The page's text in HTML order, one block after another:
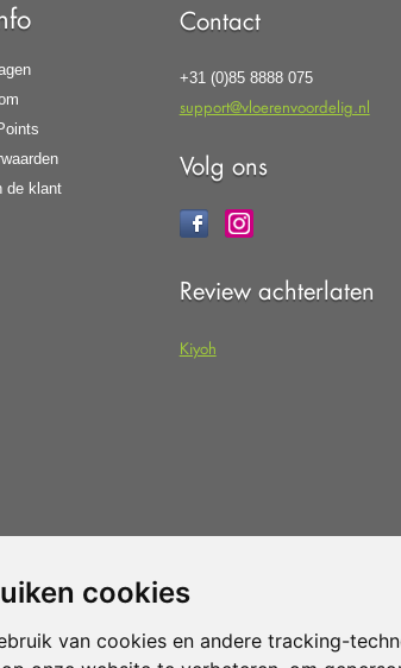
cookies
van cookies en andere tracking-
de klant
Contact
+31 (0)85 8888 075
support@vloerenvoordelig.nl
Volg ons
Review achterlaten
Kiyoh
site betekent dat u dealgemene voorwaarden